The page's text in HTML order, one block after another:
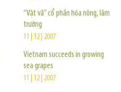
“Vật vã” cổ phần hóa nông, lâm
trường
11 | 12 | 2007
Vietnam succeeds in growing
sea grapes
11 | 12 | 2007